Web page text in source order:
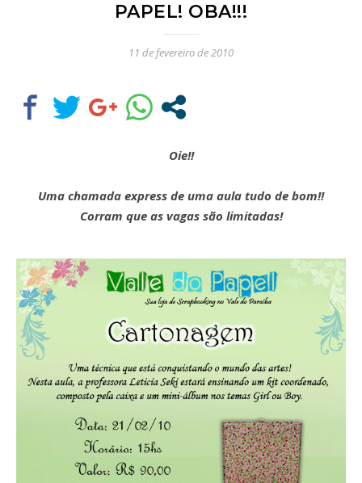
PAPEL! OBA!!!
11 de fevereiro de 2010
Oie!!
Uma chamada express de uma aula tudo de bom!!
Corram que as vagas são limitadas!
Assine nossa newsletter
Receba as novidades do site diretamente em
seu e-mail.